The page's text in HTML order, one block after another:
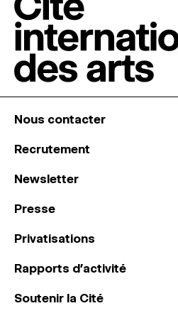
Nous contacter
Recrutement
Newsletter
Presse
Privatisations
Rapports d’activité
Soutenir la Cité